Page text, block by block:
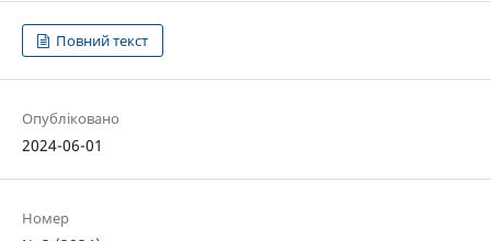
Повний текст
Опубліковано
2024-06-01
Номер